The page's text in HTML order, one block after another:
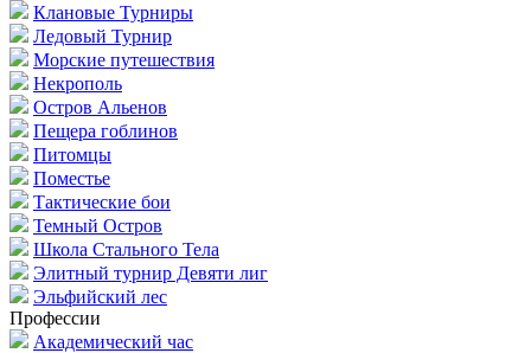
Клановые Турниры
Ледовый Турнир
Морские путешествия
Некрополь
Остров Альенов
Пещера гоблинов
Питомцы
Поместье
Тактические бои
Темный Остров
Школа Стального Тела
Элитный турнир Девяти лиг
Эльфийский лес
Профессии
Академический час